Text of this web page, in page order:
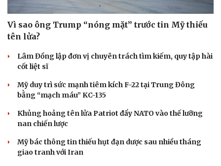
Vì sao ông Trump “nóng mặt” trước tin Mỹ thiếu
tên lửa?
Lâm Đồng lập đơn vị chuyên trách tìm kiếm, quy tập hài
cốt liệt sĩ
Mỹ duy trì sức mạnh tiêm kích F-22 tại Trung Đông
bằng “mạch máu” KC-135
Khủng hoảng tên lửa Patriot đẩy NATO vào thế lưỡng
nan chiến lược
Mỹ bác thông tin thiếu hụt đạn dược sau nhiều tháng
giao tranh với Iran